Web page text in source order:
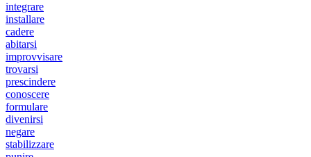
integrare
installare
cadere
abitarsi
improvvisare
trovarsi
prescindere
conoscere
formulare
divenirsi
negare
stabilizzare